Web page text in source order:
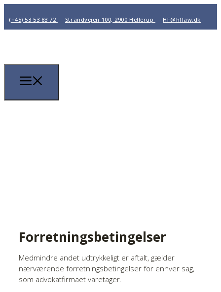
(+45) 53 53 83 72 Strandvejen 100, 2900 Hellerup HF@hflaw.dk
Forretningsbetingelser
Medmindre andet udtrykkeligt er aftalt, gælder
nærværende forretningsbetingelser for enhver sag,
som advokatfirmaet varetager.